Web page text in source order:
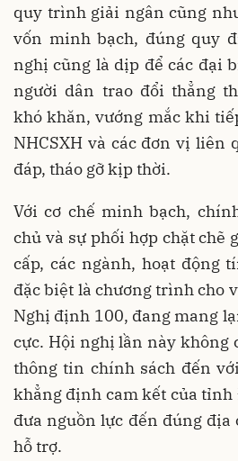
quy trình giải ngân cũng
vốn minh bạch, đúng quy
nghị cũng là dịp để các đại
người dân trao đổi thẳng
khó khăn, vướng mắc khi
NHCSXH và các đơn vị liên
đáp, tháo gỡ kịp thời.
Với cơ chế minh bạch,
chủ và sự phối hợp chặt chẽ
cấp, các ngành, hoạt động
đặc biệt là chương trình cho
Nghị định 100, đang mang
cực. Hội nghị lần này không
thông tin chính sách đến
khẳng định cam kết của
đưa nguồn lực đến đúng địa
hỗ trợ.